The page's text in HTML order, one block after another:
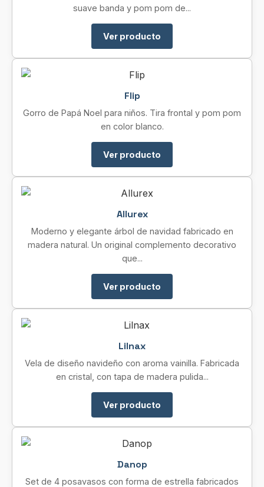
suave banda y pom pom de...
Ver producto
Flip
Gorro de Papá Noel para niños. Tira frontal y pom pom
en color blanco.
Ver producto
Allurex
Moderno y elegante árbol de navidad fabricado en
madera natural. Un original complemento decorativo
que...
Ver producto
Lilnax
Vela de diseño navideño con aroma vainilla. Fabricada
en cristal, con tapa de madera pulida...
Ver producto
Danop
Set de 4 posavasos con forma de estrella fabricados